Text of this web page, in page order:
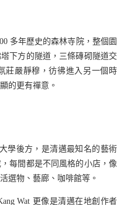
多年歷史的森林寺院，整個園
下方的隧道，三條磚砌隧道交
莊嚴靜穆，彷彿進入另一個時
的更有禪意。
學後方，是清邁最知名的藝術
每間都是不同風格的小店，像
選物、藝廊、咖啡館等。
Wat 更像是清邁在地創作者